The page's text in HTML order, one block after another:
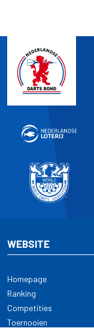
WEBSITE
Homepage
Ranking
Competities
Toernooien